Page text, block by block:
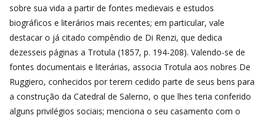
sobre sua vida a partir de fontes medievais e estudos
biográficos e literários mais recentes; em particular, vale
destacar o já citado compêndio de Di Renzi, que dedica
dezesseis páginas a Trotula (1857, p. 194-208). Valendo-se de
fontes documentais e literárias, associa Trotula aos nobres De
Ruggiero, conhecidos por terem cedido parte de seus bens para
a construção da Catedral de Salerno, o que lhes teria conferido
alguns privilégios sociais; menciona o seu casamento com o